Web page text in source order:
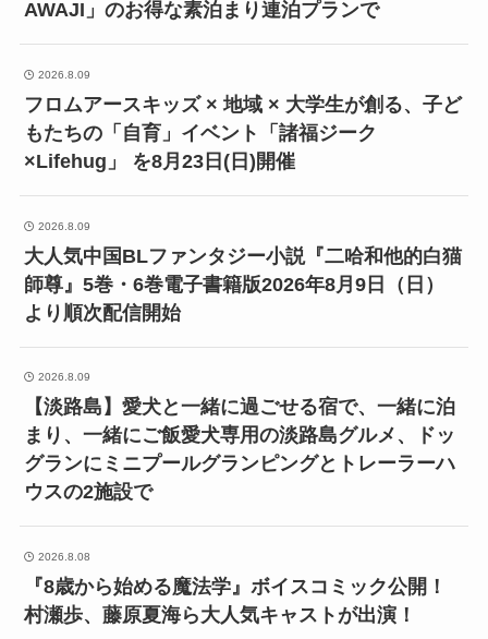
AWAJI」のお得な素泊まり連泊プランで
2026.8.09
フロムアースキッズ × 地域 × 大学生が創る、子ど
もたちの「自育」イベント「諸福ジーク
×Lifehug」 を8月23日(日)開催
2026.8.09
大人気中国BLファンタジー小説『二哈和他的白猫
師尊』5巻・6巻電子書籍版2026年8月9日（日）
より順次配信開始
2026.8.09
【淡路島】愛犬と一緒に過ごせる宿で、一緒に泊
まり、一緒にご飯愛犬専用の淡路島グルメ、ドッ
グランにミニプールグランピングとトレーラーハ
ウスの2施設で
2026.8.08
『8歳から始める魔法学』ボイスコミック公開！
村瀬歩、藤原夏海ら大人気キャストが出演！